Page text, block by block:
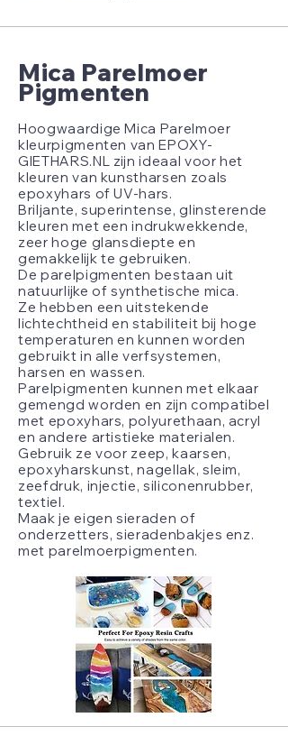
Mica Parelmoer
Pigmenten
Hoogwaardige Mica Parelmoer
kleurpigmenten van EPOXY-
GIETHARS.NL zijn ideaal voor het
kleuren van kunstharsen zoals
epoxyhars of UV-hars.
Briljante, superintense, glinsterende
kleuren met een indrukwekkende,
zeer hoge glansdiepte en
gemakkelijk te gebruiken.
De parelpigmenten bestaan uit
natuurlijke of synthetische mica.
Ze hebben een uitstekende
lichtechtheid en stabiliteit bij hoge
temperaturen en kunnen worden
gebruikt in alle verfsystemen,
harsen en wassen.
Parelpigmenten kunnen met elkaar
gemengd worden en zijn compatibel
met epoxyhars, polyurethaan, acryl
en andere artistieke materialen.
Gebruik ze voor zeep, kaarsen,
epoxyharskunst, nagellak, sleim,
zeefdruk, injectie, siliconenrubber,
textiel.
Maak je eigen sieraden of
onderzetters, sieradenbakjes enz.
met parelmoerpigmenten.